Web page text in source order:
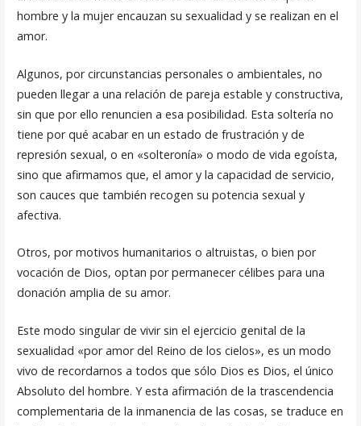
hombre y la mujer encauzan su sexualidad y se realizan en el
amor.
Algunos, por circunstancias personales o ambientales, no
pueden llegar a una relación de pareja estable y constructiva,
sin que por ello renuncien a esa posibilidad. Esta soltería no
tiene por qué acabar en un estado de frustración y de
represión sexual, o en «solteronía» o modo de vida egoísta,
sino que afirmamos que, el amor y la capacidad de ser­vicio,
son cauces que también recogen su potencia sexual y
afectiva.
Otros, por motivos humanitarios o altruistas, o bien por
vocación de Dios, optan por permanecer célibes para una
donación amplia de su amor.
Este modo singular de vivir sin el ejercicio genital de la
sexualidad «por amor del Reino de los cielos», es un modo
vivo de recordarnos a todos que sólo Dios es Dios, el único
Absoluto del hombre. Y esta afir­mación de la trascendencia
complementaria de la inmanencia de las cosas, se traduce en